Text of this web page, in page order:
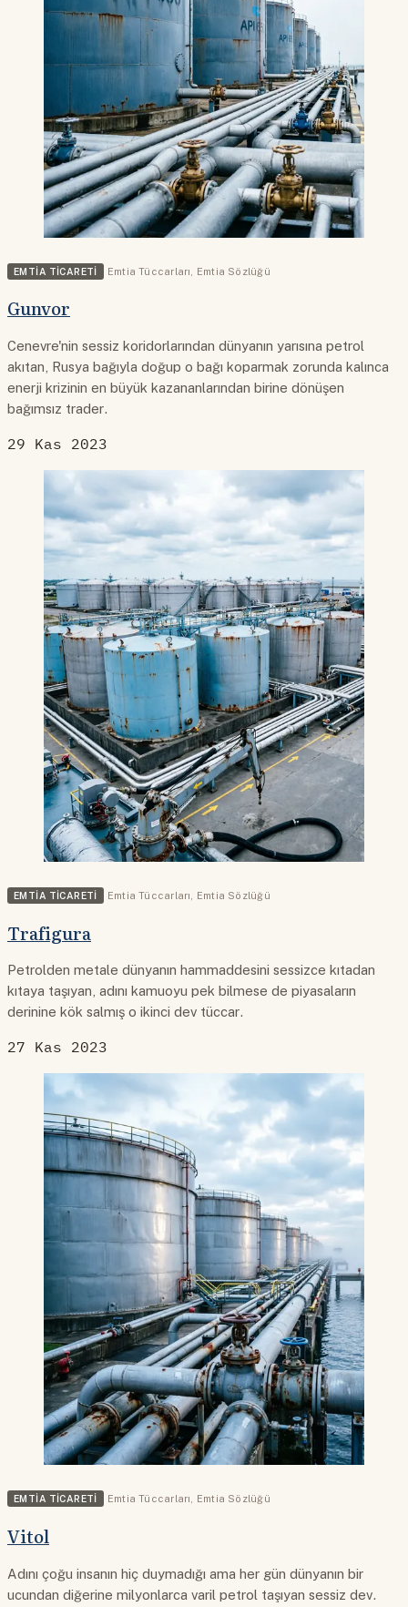
EMTIA TICARETI Emtia Tüccarları Emtia Sözlüğü
Gunvor
Cenevre'nin sessiz koridorlarından dünyanın yarısına petrol
akıtan, Rusya bağıyla doğup o bağı koparmak zorunda kalınca
enerji krizinin en büyük kazananlarından birine dönüşen
bağımsız trader.
29 Kas 2023
EMTIA TICARETI Emtia Tüccarları Emtia Sözlüğü
Trafigura
Petrolden metale dünyanın hammaddesini sessizce kıtadan
kıtaya taşıyan, adını kamuoyu pek bilmese de piyasaların
derinine kök salmış o ikinci dev tüccar.
27 Kas 2023
EMTIA TICARETI Emtia Tüccarları Emtia Sözlüğü
Vitol
Adını çoğu insanın hiç duymadığı ama her gün dünyanın bir
ucundan diğerine milyonlarca varil petrol taşıyan sessiz dev.